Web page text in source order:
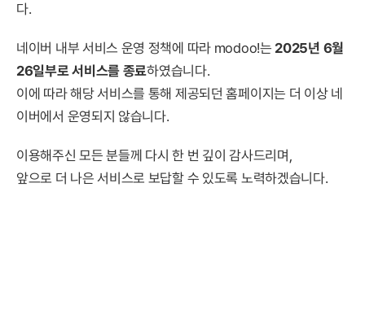
다.
네이버 내부 서비스 운영 정책에 따라 modoo!는 2025년 6월
26일부로 서비스를 종료하였습니다.
이에 따라 해당 서비스를 통해 제공되던 홈페이지는 더 이상 네
이버에서 운영되지 않습니다.
이용해주신 모든 분들께 다시 한 번 깊이 감사드리며,
앞으로 더 나은 서비스로 보답할 수 있도록 노력하겠습니다.